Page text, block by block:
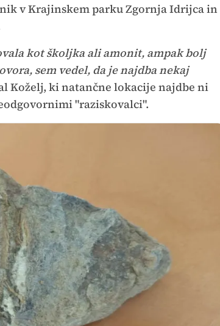
v Krajinskem parku Zgornja Idrijca in
kot školjka ali amonit, ampak bolj
sem vedel, da je najdba nekaj
Koželj, ki natančne lokacije najdbe ni
"raziskovalci".